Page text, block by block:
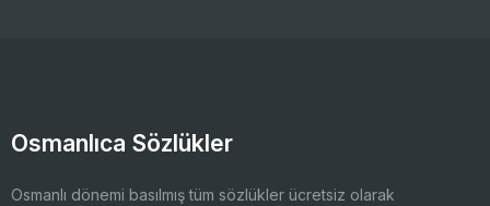
Osmanlıca Sözlükler
Osmanlı dönemi basılmış tüm sözlükler ücretsiz olarak